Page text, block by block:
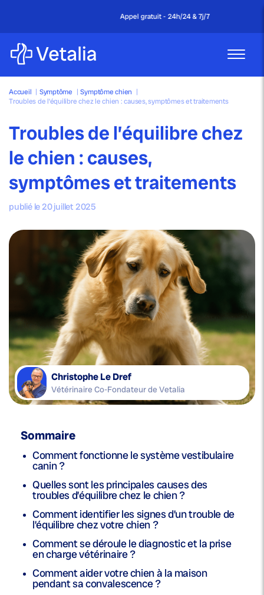
Appel gratuit - 24h/24 & 7j/7
Accueil | Symptôme | Symptôme chien |
Troubles de l’équilibre chez le chien : causes, symptômes et traitements
Christophe Le Dref
Vétérinaire Co-Fondateur de Vetalia
Sommaire
Comment fonctionne le système vestibulaire
canin ?
Quelles sont les principales causes des
troubles d’équilibre chez le chien ?
Comment identifier les signes d’un trouble de
l’équilibre chez votre chien ?
Comment se déroule le diagnostic et la prise
en charge vétérinaire ?
Comment aider votre chien à la maison
pendant sa convalescence ?
Troubles de l’équilibre chez
le chien : causes,
symptômes et traitements
publié le 20 juillet 2025